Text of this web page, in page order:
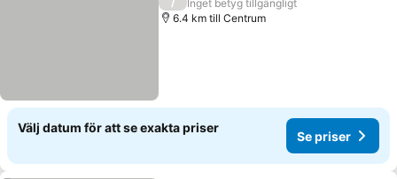
Inget betyg tillgängligt
6.4 km till Centrum
Välj datum för att se exakta priser
Se priser